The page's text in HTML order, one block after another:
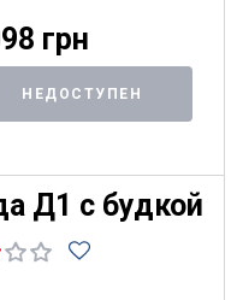
грн
НЕДОСТУПЕН
Д1 с будкой